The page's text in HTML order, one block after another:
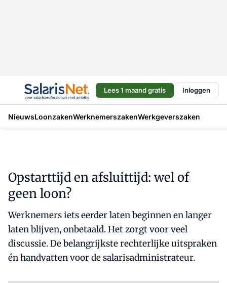
Lees 1 maand gratis Inloggen
NieuwsLoonzakenWerknemerszakenWerkgeverszaken
Opstarttijd en afsluittijd: wel of
geen loon?
Werknemers iets eerder laten beginnen en langer
laten blijven, onbetaald. Het zorgt voor veel
discussie. De belangrijkste rechterlijke uitspraken
én handvatten voor de salarisadministrateur.